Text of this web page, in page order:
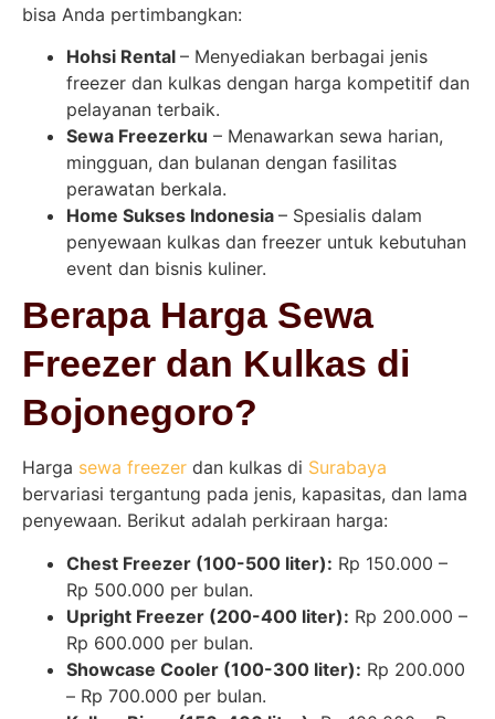
bisa Anda pertimbangkan:
Hohsi Rental – Menyediakan berbagai jenis
freezer dan kulkas dengan harga kompetitif dan
pelayanan terbaik.
Sewa Freezerku – Menawarkan sewa harian,
mingguan, dan bulanan dengan fasilitas
perawatan berkala.
Home Sukses Indonesia – Spesialis dalam
penyewaan kulkas dan freezer untuk kebutuhan
event dan bisnis kuliner.
Berapa Harga Sewa
Freezer dan Kulkas di
Bojonegoro?
Harga sewa freezer dan kulkas di Surabaya
bervariasi tergantung pada jenis, kapasitas, dan lama
penyewaan. Berikut adalah perkiraan harga:
Chest Freezer (100-500 liter): Rp 150.000 –
Rp 500.000 per bulan.
Upright Freezer (200-400 liter): Rp 200.000 –
Rp 600.000 per bulan.
Showcase Cooler (100-300 liter): Rp 200.000
– Rp 700.000 per bulan.